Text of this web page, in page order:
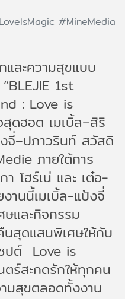
#MineMedia
และความสุขแบบ
1st
: Love is
ดฮอต เมเบิ้ล–สิริ
จี่–ปภาวรินท์ สวัสดิ
ภายใต้การ
โฮร์เน่ และ เต๋อ-
านนี้เมเบิ้ล-แป้งจี่
ษและกิจกรรม
สุดแสนพิเศษให้กับ
ปต์ Love is
ร์สะกดรักให้ทุกคน
มสุขตลอดทั้งงาน